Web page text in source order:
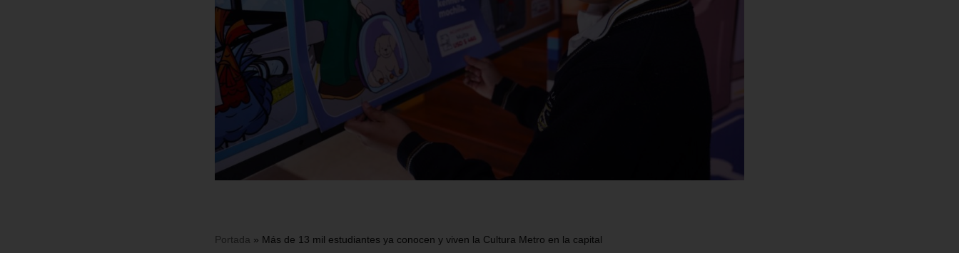
Portada » Más de 13 mil estudiantes ya conocen y viven la Cultura Metro en la capital